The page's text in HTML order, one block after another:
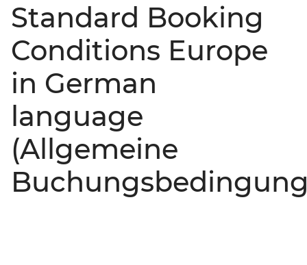
Standard Booking
Conditions Europe
in German
language
(Allgemeine